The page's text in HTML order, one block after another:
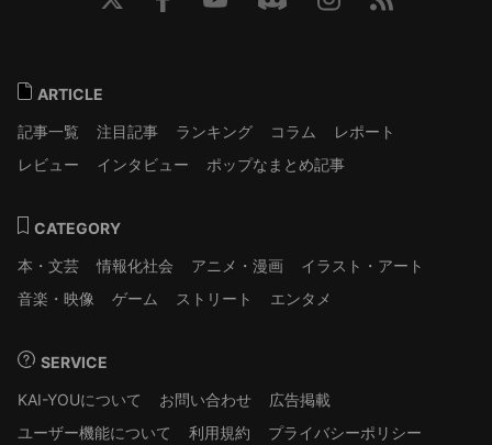
ARTICLE
記事一覧
注目記事 ランキング コラム
レポート
レビュー
インタビュー ポップなまとめ記事
CATEGORY
本・文芸
情報化社会 アニメ・漫画
イラスト・アート
音楽・映像
ゲーム ストリート エンタメ
SERVICE
KAI-YOUについて
お問い合わせ
広告掲載
ユーザー機能について
利用規約 プライバシーポリシー